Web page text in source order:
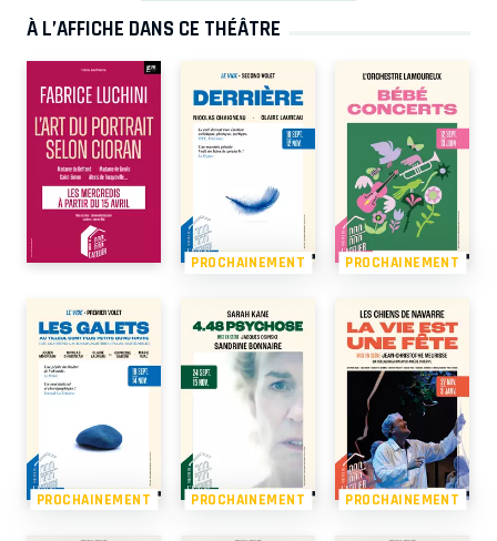
À L’AFFICHE DANS CE THÉÂTRE
PROCHAINEMENT PROCHAINEMENT
PROCHAINEMENT PROCHAINEMENT PROCHAINEMENT